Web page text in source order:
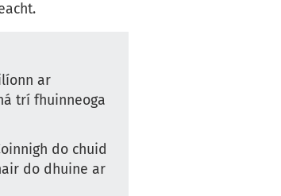
ar
trí fhuinneoga
do chuid
do dhuine ar